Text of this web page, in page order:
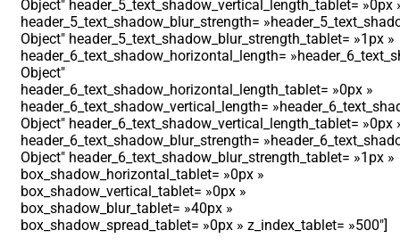
Object″ header_5_text_shadow_vertical_length_tablet= »0px
header_5_text_shadow_blur_strength=
Object″ header_5_text_shadow_blur_strength_tablet= »1px »
header_6_text_shadow_horizontal_length=
Object″
header_6_text_shadow_horizontal_length_tablet= »0px »
header_6_text_shadow_vertical_length=
Object″ header_6_text_shadow_vertical_length_tablet= »0px
header_6_text_shadow_blur_strength=
Object″ header_6_text_shadow_blur_strength_tablet= »1px »
box_shadow_horizontal_tablet= »0px »
box_shadow_vertical_tablet= »0px »
box_shadow_blur_tablet= »40px »
box_shadow_spread_tablet= »0px » z_index_tablet= »500″]